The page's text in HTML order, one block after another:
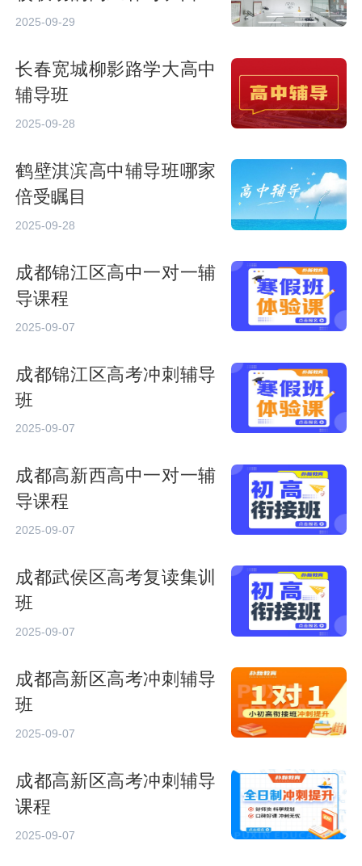
名单
2025-09-29
长春宽城柳影路学大高中
辅导班
2025-09-28
鹤壁淇滨高中辅导班哪家
倍受瞩目
2025-09-28
成都锦江区高中一对一辅
导课程
2025-09-07
成都锦江区高考冲刺辅导
班
2025-09-07
成都高新西高中一对一辅
导课程
2025-09-07
成都武侯区高考复读集训
班
2025-09-07
成都高新区高考冲刺辅导
班
2025-09-07
成都高新区高考冲刺辅导
课程
2025-09-07